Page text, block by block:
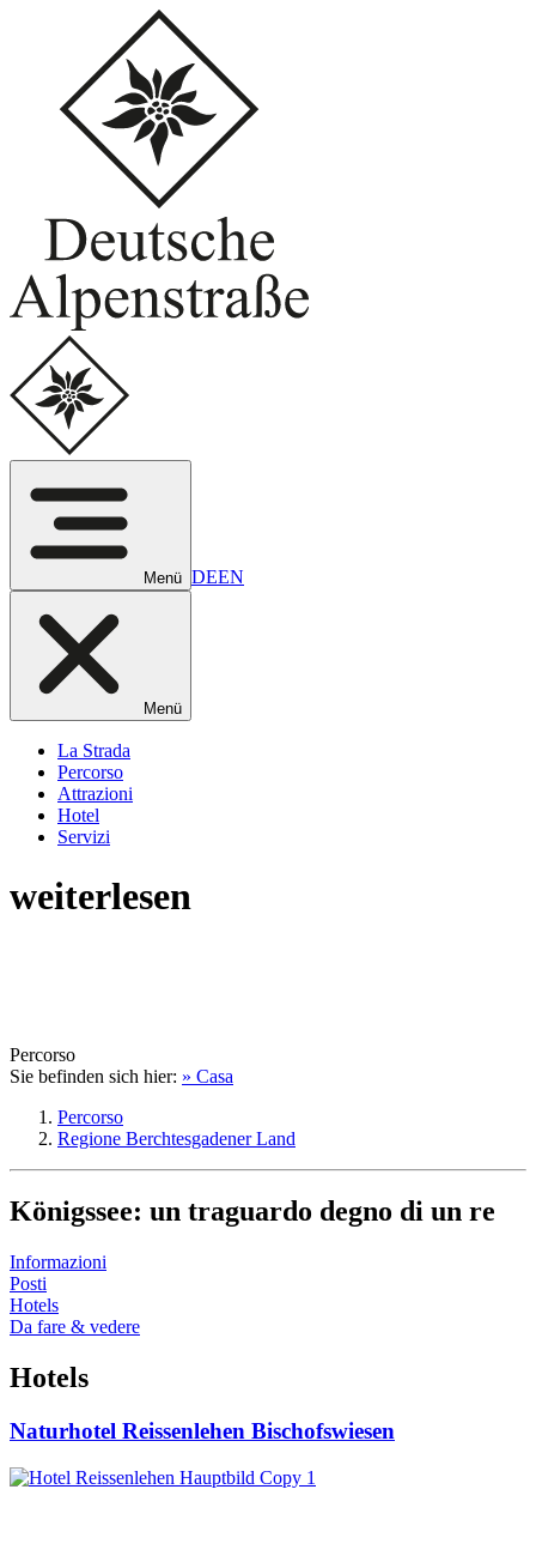
Menü DEEN
Menü
La Strada
Percorso
Attrazioni
Hotel
Servizi
weiterlesen
Percorso
Sie befinden sich hier: » Casa
Percorso
Regione Berchtesgadener Land
Königssee: un traguardo degno di un re
Informazioni
Posti
Hotels
Da fare & vedere
Hotels
Naturhotel Reissenlehen Bischofswiesen